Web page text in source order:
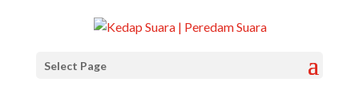
Select Page